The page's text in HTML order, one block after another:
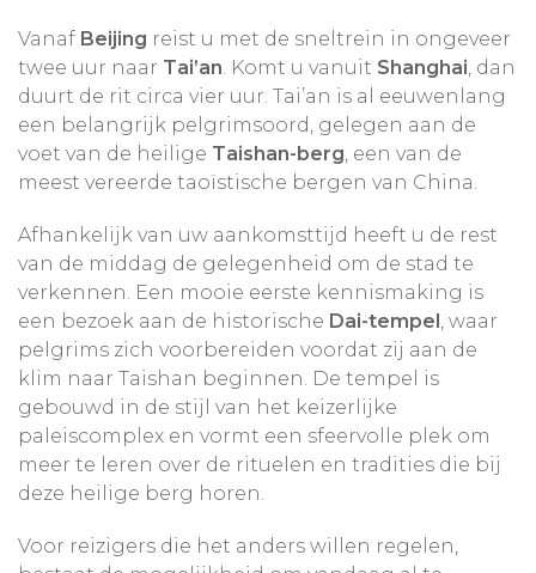
-Shanghai
- Zhengzhou
-Luoyang Longmen Grotten
Let op:dit reisplan begint in Beijing maar het is
beginnen bijvoorbeeld vanuit Shanghai,
Zhengzhou of Nanjing.
We bieden hier ook leuke excursies
aan die uw
reis nog completer maken. Kijk bij onze excursies
en kies zelf de excursies uit die u het meest
aanspreken. In een aantal plaatsen is het
mogelijk om te kiezen voor een
comfortabeler
hotel
dan het standaard hotel. Bij onze
kunt u kijken waar dat mogelijk is en wat de
meerkosten bedragen.
Vanaf Beijing reist u met de sneltrein in ongeveer
twee uur naar Tai’an. Komt u vanuit Shanghai, dan
duurt de rit circa vier uur. Tai’an is al eeuwenlang
een belangrijk pelgrimsoord, gelegen aan de
voet van de heilige Taishan-berg, een van de
meest vereerde taoïstische bergen van China.
Afhankelijk van uw aankomsttijd heeft u de rest
van de middag de gelegenheid om de stad te
verkennen. Een mooie eerste kennismaking is
een bezoek aan de historische Dai-tempel, waar
pelgrims zich voorbereiden voordat zij aan de
klim naar Taishan beginnen. De tempel is
gebouwd in de stijl van het keizerlijke
paleiscomplex en vormt een sfeervolle plek om
meer te leren over de rituelen en tradities die bij
deze heilige berg horen.
Voor reizigers die het anders willen regelen,